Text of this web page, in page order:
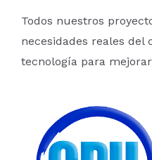
Todos nuestros
necesidades reales del
tecnología para